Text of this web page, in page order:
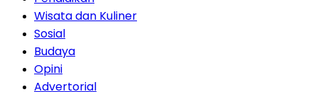
Wisata dan Kuliner
Sosial
Budaya
Opini
Advertorial